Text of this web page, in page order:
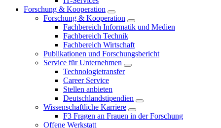
Forschung & Kooperation
Forschung & Kooperation
Fachbereich Informatik und Medien
Fachbereich Technik
Fachbereich Wirtschaft
Publikationen und Forschungsbericht
Service für Unternehmen
Technologietransfer
Career Service
Stellen anbieten
Deutschlandstipendien
Wissenschaftliche Karriere
F3 Fragen an Frauen in der Forschung
Offene Werkstatt